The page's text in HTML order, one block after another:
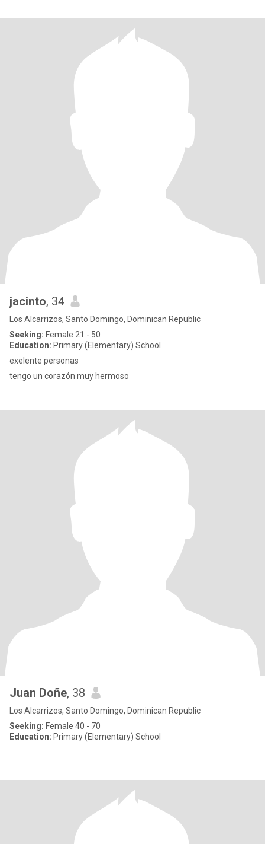
jacinto, 34
Los Alcarrizos, Santo Domingo, Dominican Republic
Seeking: Female 21 - 50
Education: Primary (Elementary) School
exelente personas
tengo un corazón muy hermoso
Juan Doñe, 38
Los Alcarrizos, Santo Domingo, Dominican Republic
Seeking: Female 40 - 70
Education: Primary (Elementary) School